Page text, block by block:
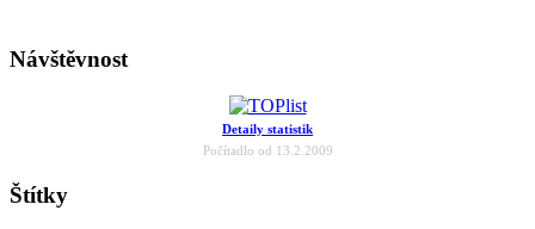
Návštěvnost
Detaily statistik
Počítadlo od 13.2.2009
Štítky